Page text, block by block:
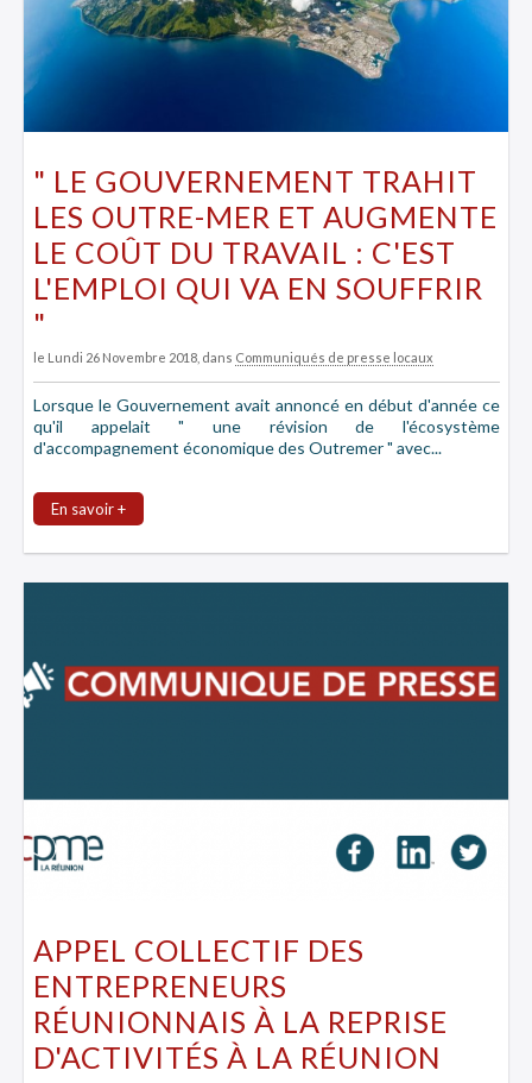
" LE GOUVERNEMENT TRAHIT
LES OUTRE-MER ET AUGMENTE
LE COÛT DU TRAVAIL : C'EST
L'EMPLOI QUI VA EN SOUFFRIR
"
le Lundi 26 Novembre 2018 , dans Communiqués de presse locaux
Lorsque le Gouvernement avait annoncé en début d'année ce
qu'il appelait " une révision de l'écosystème
d'accompagnement économique des Outremer " avec...
En savoir +
APPEL COLLECTIF DES
ENTREPRENEURS
RÉUNIONNAIS À LA REPRISE
D'ACTIVITÉS À LA RÉUNION